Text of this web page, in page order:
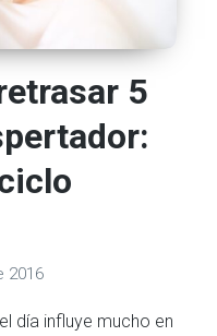
5
2016
día influye mucho en